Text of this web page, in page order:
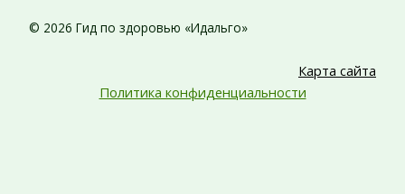
© 2026 Гид по здоровью «Идальго»
Карта сайта
Политика конфиденциальности